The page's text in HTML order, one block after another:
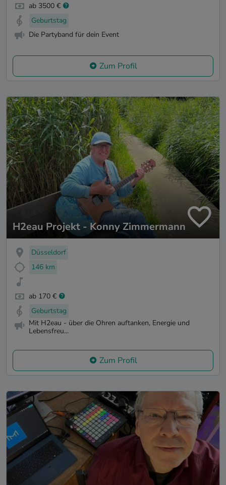
ab 3500 €
Geburtstag
Die Partyband für dein Event
Zum Profil
H2eau Projekt - Konny Zimmermann
Düsseldorf
146 km
ab 170 €
Geburtstag
Mit H2eau - über die Ohren auftanken, Energie und
Lebensfreu...
Zum Profil